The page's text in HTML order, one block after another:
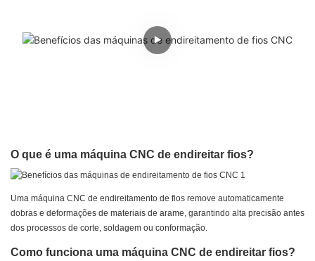
O que é uma máquina CNC de endireitar fios?
Uma máquina CNC de endireitamento de fios remove automaticamente
dobras e deformações de materiais de arame, garantindo alta precisão antes
dos processos de corte, soldagem ou conformação.
Como funciona uma máquina CNC de endireitar fios?